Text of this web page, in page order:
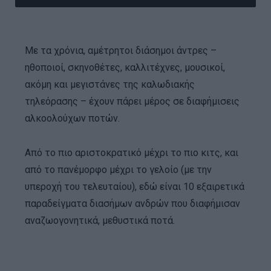
Με τα χρόνια, αμέτρητοι διάσημοι άντρες –
ηθοποιοί, σκηνοθέτες, καλλιτέχνες, μουσικοί,
ακόμη και μεγιστάνες της καλωδιακής
τηλεόρασης – έχουν πάρει μέρος σε διαφήμισεις
αλκοολούχων ποτών.
Από το πιο αριστοκρατικό μέχρι το πιο κιτς, και
από το πανέμορφο μέχρι το γελοίο (με την
υπεροχή του τελευταίου), εδώ είναι 10 εξαιρετικά
παραδείγματα διασήμων ανδρών που διαφήμισαν
αναζωογονητικά, μεθυστικά ποτά.